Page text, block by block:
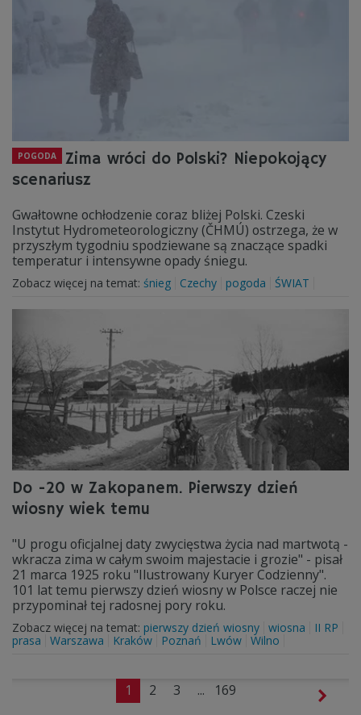
POGODA
Zima wróci do Polski? Niepokojący
scenariusz
Gwałtowne ochłodzenie coraz bliżej Polski. Czeski
Instytut Hydrometeorologiczny (ČHMÚ) ostrzega, że w
przyszłym tygodniu spodziewane są znaczące spadki
temperatur i intensywne opady śniegu.
Zobacz więcej na temat: śnieg Czechy pogoda ŚWIAT
Do -20 w Zakopanem. Pierwszy dzień
wiosny wiek temu
"U progu oficjalnej daty zwycięstwa życia nad martwotą -
wkracza zima w całym swoim majestacie i grozie" - pisał
21 marca 1925 roku "Ilustrowany Kuryer Codzienny".
101 lat temu pierwszy dzień wiosny w Polsce raczej nie
przypominał tej radosnej pory roku.
Zobacz więcej na temat: pierwszy dzień wiosny wiosna
II RP
prasa
Warszawa Kraków Poznań Lwów Wilno
1 2 3 ... 169